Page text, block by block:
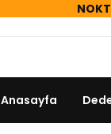
Anasayfa